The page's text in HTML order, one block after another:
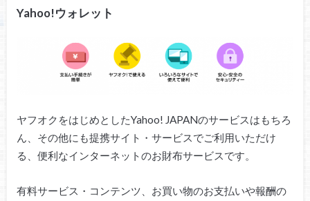
Yahoo!ウォレット
ヤフオクをはじめとしたYahoo! JAPANのサービスはもちろ
ん、その他にも提携サイト・サービスでご利用いただけ
る、便利なインターネットのお財布サービスです。
有料サービス・コンテンツ、お買い物のお支払いや報酬の